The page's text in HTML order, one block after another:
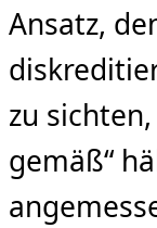
Ansatz,
zu
gemäß“